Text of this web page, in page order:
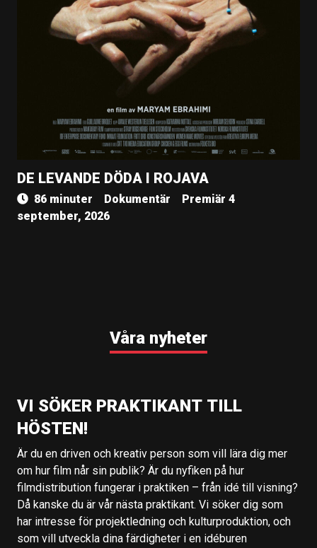
DE LEVANDE DÖDA I ROJAVA
86 minuter Dokumentär
Premiär 4
september, 2026
Våra nyheter
VI SÖKER PRAKTIKANT TILL
HÖSTEN!
Är du en driven och kreativ person som vill lära dig mer
om hur film når sin publik? Är du nyfiken på hur
filmdistribution fungerar i praktiken – från idé till visning?
Då kanske du är vår nästa praktikant. Vi söker dig som
har intresse för projektledning och kulturproduktion, och
som vill utveckla dina färdigheter i en idéburen